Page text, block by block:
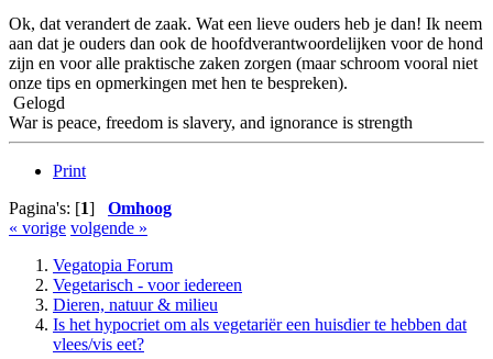
Ok, dat verandert de zaak. Wat een lieve ouders heb je dan! Ik neem
aan dat je ouders dan ook de hoofdverantwoordelijken voor de hond
zijn en voor alle praktische zaken zorgen (maar schroom vooral niet
onze tips en opmerkingen met hen te bespreken).
Gelogd
War is peace, freedom is slavery, and ignorance is strength
Print
Pagina's: [1] Omhoog
« vorige volgende »
Vegatopia Forum
Vegetarisch - voor iedereen
Dieren, natuur & milieu
Is het hypocriet om als vegetariër een huisdier te hebben dat
vlees/vis eet?